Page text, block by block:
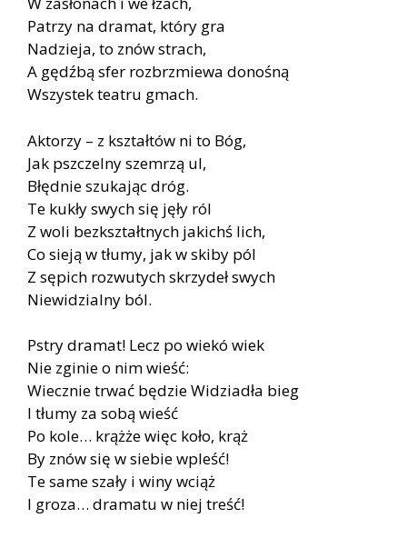
Patrzy na dramat, który gra
Nadzieja, to znów strach,
A gędźbą sfer rozbrzmiewa donośną
Wszystek teatru gmach.
Aktorzy – z kształtów ni to Bóg,
Jak pszczelny szemrzą ul,
Błędnie szukając dróg.
Te kukły swych się jęły ról
Z woli bezkształtnych jakichś lich,
Co sieją w tłumy, jak w skiby pól
Z sępich rozwutych skrzydeł swych
Niewidzialny ból.
Pstry dramat! Lecz po wiekó wiek
Nie zginie o nim wieść:
Wiecznie trwać będzie Widziadła bieg
I tłumy za sobą wieść
Po kole… krążże więc koło, krąż
By znów się w siebie wpleść!
Te same szały i winy wciąż
I groza… dramatu w niej treść!